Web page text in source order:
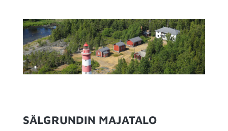
SÄLGRUNDIN MAJATALO